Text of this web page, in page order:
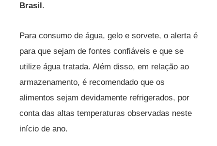
Brasil.
Para consumo de água, gelo e sorvete, o alerta é
para que sejam de fontes confiáveis e que se
utilize água tratada. Além disso, em relação ao
armazenamento, é recomendado que os
alimentos sejam devidamente refrigerados, por
conta das altas temperaturas observadas neste
início de ano.